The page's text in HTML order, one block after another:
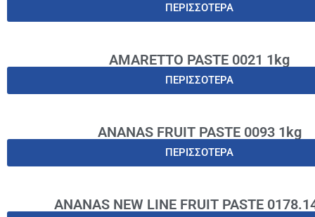
ΠΕΡΙΣΣΟΤΕΡΑ
AMARETTO PASTE 0021 1kg
ΠΕΡΙΣΣΟΤΕΡΑ
ANANAS FRUIT PASTE 0093 1kg
ΠΕΡΙΣΣΟΤΕΡΑ
ANANAS NEW LINE FRUIT PASTE